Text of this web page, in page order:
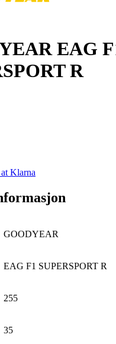
EAG
R
GOODYEAR
EAG F1 SUPERSPORT R
255
35